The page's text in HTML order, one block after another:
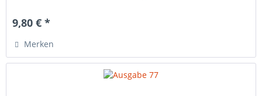
9,80 € *
Merken